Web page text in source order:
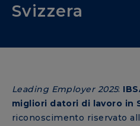
Svizzera
Leading Employer 2025:
migliori datori di lavoro in
riconoscimento riservato